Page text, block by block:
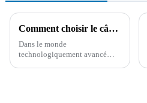
Comment choisir le câble USB : un guide complet
Dans le monde
technologiquement avancé